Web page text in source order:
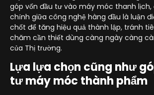
góp vốn đầu tư vào máy móc thanh
chính giữa công nghệ hàng đầu là luận
chốt để tăng hiệu quả thành lập, tránh
chăm cần thiết dùng càng ngày càng
của Thị trường.
Lựa lựa chọn cũng như
tư máy móc thành phẩm